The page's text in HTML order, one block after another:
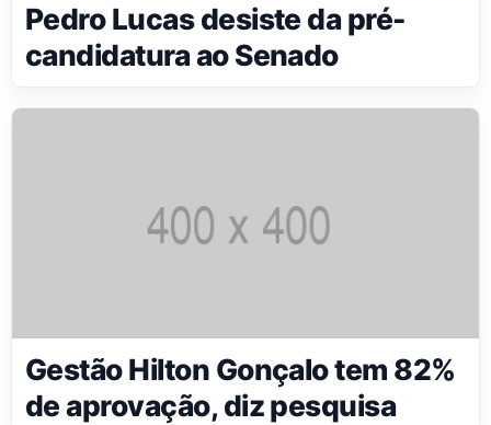
Pedro Lucas desiste da pré-
candidatura ao Senado
Gestão Hilton Gonçalo tem 82%
de aprovação, diz pesquisa